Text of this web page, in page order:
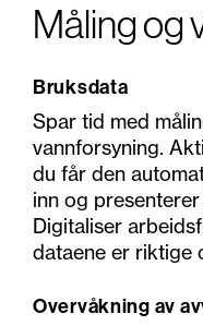
Måling og
Bruksdata
Spar tid med
vannforsyning.
du får den
inn og
Digitaliser
dataene er riktige
Overvåkning av